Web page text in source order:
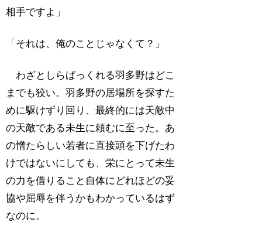
相手ですよ」
「それは、俺のことじゃなくて？」
わざとしらばっくれる羽多野はどこ
までも狡い。羽多野の居場所を探すた
めに駆けずり回り、最終的には天敵中
の天敵である未生に頼むに至った。あ
の憎たらしい若者に直接頭を下げたわ
けではないにしても、栄にとって未生
の力を借りること自体にどれほどの妥
協や屈辱を伴うかもわかっているはず
なのに。